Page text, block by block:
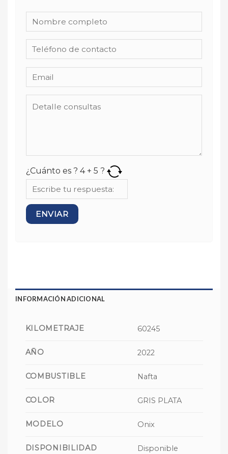
¿Cuánto es ? 4+ 5 ?
INFORMACIÓN ADICIONAL
KILOMETRAJE 60245
AÑO 2022
COMBUSTIBLE Nafta
COLOR GRIS PLATA
MODELO Onix
DISPONIBILIDAD Disponible